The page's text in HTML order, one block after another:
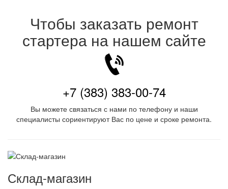
Чтобы заказать ремонт
стартера на нашем сайте
+7 (383) 383-00-74
Вы можете связаться с нами по телефону и наши
специалисты сориентируют Вас по цене и сроке ремонта.
Склад-магазин